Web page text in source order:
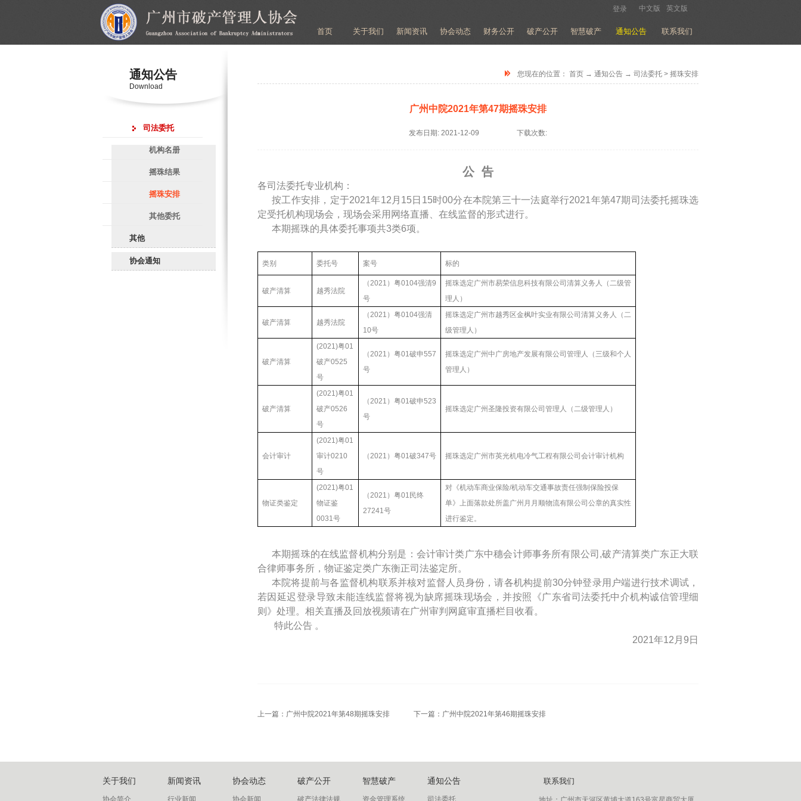
中文版 英文版
登录
首页 关于我们 新闻资讯 协会动态 财务公开 破产公开 智慧破产 通知公告 联系我们
通知公告
Download
司法委托
机构名册
摇珠结果
摇珠安排
其他委托
其他
协会通知
您现在的位置： 首页 → 通知公告 → 司法委托 > 摇珠安排
广州中院2021年第47期摇珠安排
发布日期: 2021-12-09 下载次数:
公 告
各司法委托专业机构：
按工作安排，定于2021年12月15日15时00分在本院第三十一法庭举行2021年第47期司法委托摇珠选
定受托机构现场会，现场会采用网络直播、在线监督的形式进行。
本期摇珠的具体委托事项共3类6项。
类别 委托号 案号 标的
破产清算 越秀法院
（2021）粤0104强清9
号
摇珠选定广州市易荣信息科技有限公司清算义务人（二级管
理人）
破产清算 越秀法院
（2021）粤0104强清
10号
摇珠选定广州市越秀区金枫叶实业有限公司清算义务人（二
级管理人）
破产清算
(2021)粤01
破产0525
号
（2021）粤01破申557
号
摇珠选定广州中广房地产发展有限公司管理人（三级和个人
管理人）
破产清算
(2021)粤01
破产0526
号
（2021）粤01破申523
号
摇珠选定广州圣隆投资有限公司管理人（二级管理人）
会计审计
(2021)粤01
审计0210
号
（2021）粤01破347号 摇珠选定广州市英光机电冷气工程有限公司会计审计机构
物证类鉴定
(2021)粤01
物证鉴
0031号
（2021）粤01民终
27241号
对《机动车商业保险/机动车交通事故责任强制保险投保
单》上面落款处所盖广州月月顺物流有限公司公章的真实性
进行鉴定。
本期摇珠的在线监督机构分别是：会计审计类广东中穗会计师事务所有限公司,破产清算类广东正大联
合律师事务所，物证鉴定类广东衡正司法鉴定所。
本院将提前与各监督机构联系并核对监督人员身份，请各机构提前30分钟登录用户端进行技术调试，
若因延迟登录导致未能连线监督将视为缺席摇珠现场会，并按照《广东省司法委托中介机构诚信管理细
则》处理。相关直播及回放视频请在广州审判网庭审直播栏目收看。
特此公告 。
2021年12月9日
上一篇： 广州中院2021年第48期摇珠安排 下一篇： 广州中院2021年第46期摇珠安排
关于我们
协会简介
新闻资讯
行业新闻
协会动态
协会新闻
破产公开
破产法律法规
智慧破产
资金管理系统
通知公告
司法委托
联系我们